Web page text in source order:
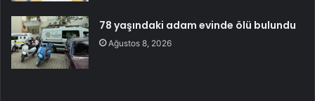
78 yaşındaki adam evinde ölü bulundu
Ağustos 8, 2026